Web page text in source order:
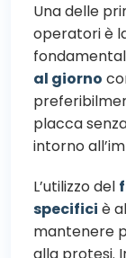
Una delle
operatori è
al giorno
placca
intorno
L’utilizzo del
specifici è
mantenere